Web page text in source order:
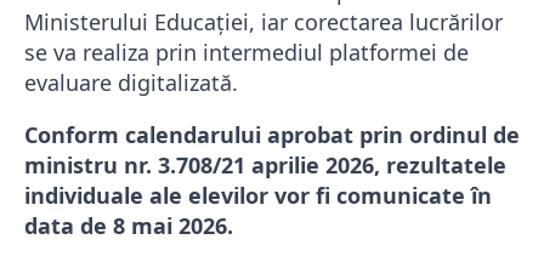
Ministerului Educației, iar corectarea lucrărilor
se va realiza prin intermediul platformei de
evaluare digitalizată.
Conform calendarului aprobat prin ordinul de
ministru nr. 3.708/21 aprilie 2026, rezultatele
individuale ale elevilor vor fi comunicate în
data de 8 mai 2026.